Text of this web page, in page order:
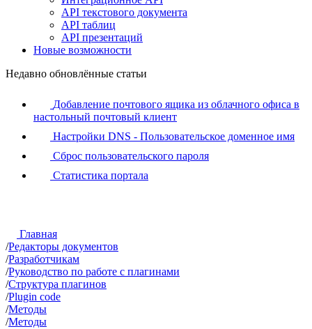
API текстового документа
API таблиц
API презентаций
Новые возможности
Недавно обновлённые статьи
Добавление почтового ящика из облачного офиса в
настольный почтовый клиент
Настройки DNS - Пользовательское доменное имя
Сброс пользовательского пароля
Статистика портала
Главная
/Редакторы документов
/Разработчикам
/Руководство по работе с плагинами
/Структура плагинов
/Plugin code
/Методы
/Методы